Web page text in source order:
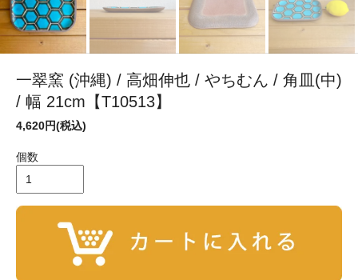
一翠窯 (沖縄) / 高畑伸也 / やちむん / 角皿(中)
/ 幅 21cm【T10513】
4,620円(税込)
個数